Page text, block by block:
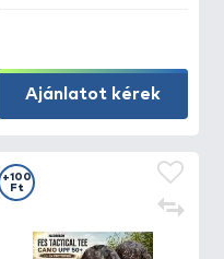
Ajánlatot kérek
+100
Ft